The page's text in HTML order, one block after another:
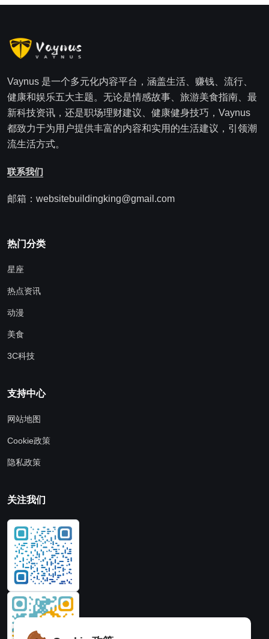
Vaynus 是一个多元化内容平台，涵盖生活、赚钱、流行、
健康和娱乐五大主题。无论是情感故事、旅游美食指南、最
新科技资讯，还是职场理财建议、健康健身技巧，Vaynus
都致力于为用户提供丰富的内容和实用的生活建议，引领潮
流生活方式。
联系我们
邮箱：websitebuildingking@gmail.com
热门分类
星座
热点资讯
动漫
美食
3C科技
支持中心
网站地图
Cookie政策
隐私政策
关注我们